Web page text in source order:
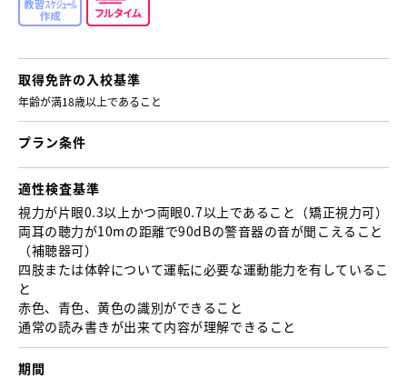
取得免許の入校基準
年齢が満18歳以上であること
プラン条件
適性検査基準
視力が片眼0.3以上かつ両眼0.7以上であること （矯正視力可）
両耳の聴力が10mの距離で90dBの警音器の音が聞こえること
（補聴器可）
四肢または体幹について運転に必要な運動能力を有しているこ
と
赤色、青色、黄色の識別ができること
通常の読み書きが出来て内容が理解できること
期間